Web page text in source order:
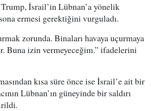
İsrail’in Lübnan’a yönelik
sona ermesi gerektiğini vurguladı.
zorunda. Binaları havaya uçurmaya
Buna izin vermeyeceğim.” ifadelerini
kısa süre önce ise İsrail’e ait bir
Lübnan’ın güneyinde bir saldırı